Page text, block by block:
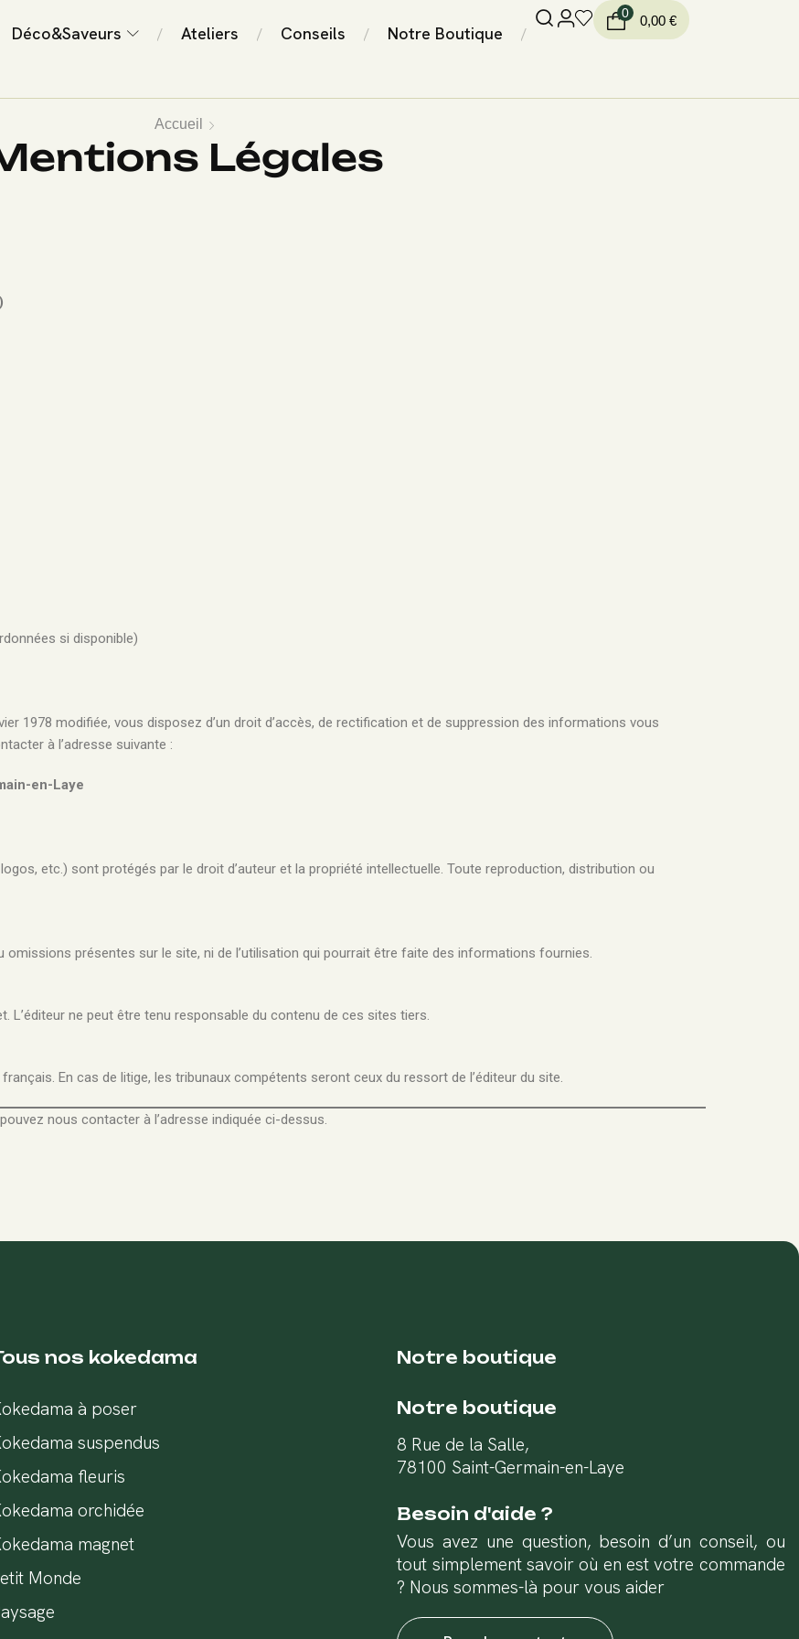
Déco&Saveurs / Ateliers / Conseils / Notre Boutique /
0
0,00 €
Accueil
Légales
si disponible)
1978 modifiée, vous disposez d’un droit d’accès, de rectification et de suppression des informations vous
à l’adresse suivante :
en-Laye
etc.) sont protégés par le droit d’auteur et la propriété intellectuelle. Toute reproduction, distribution ou
omissions présentes sur le site, ni de l’utilisation qui pourrait être faite des informations fournies.
L’éditeur ne peut être tenu responsable du contenu de ces sites tiers.
En cas de litige, les tribunaux compétents seront ceux du ressort de l’éditeur du site.
nous contacter à l’adresse indiquée ci-dessus.
nos kokedama
à poser
suspendus
fleuris
orchidée
magnet
Monde
Notre boutique
Notre boutique
8 Rue de la Salle,
78100 Saint-Germain-en-Laye
Besoin d'aide ?
Vous avez une question, besoin d’un conseil, ou
tout simplement savoir où en est votre commande
? Nous sommes-là pour vous aider